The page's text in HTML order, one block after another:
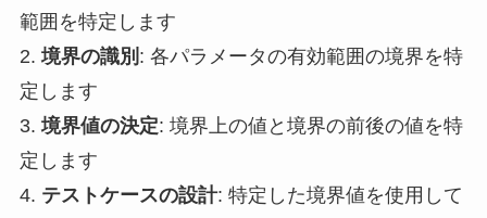
範囲を特定します
2. 境界の識別 : 各パラメータの有効範囲の境界を特
定します
3. 境界値の決定: 境界上の値と境界の前後の値を特
定します
4. テストケースの設計: 特定した境界値を使用して